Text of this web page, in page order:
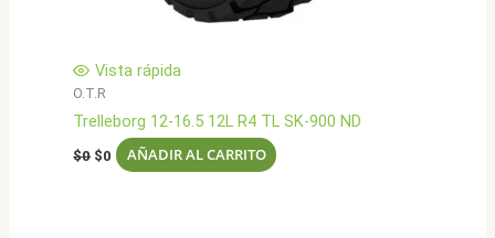
Vista rápida
O.T.R
Trelleborg 12-16.5 12L R4 TL SK-900 ND
$0 El
precio
$0 El
precio
AÑADIR AL CARRITO